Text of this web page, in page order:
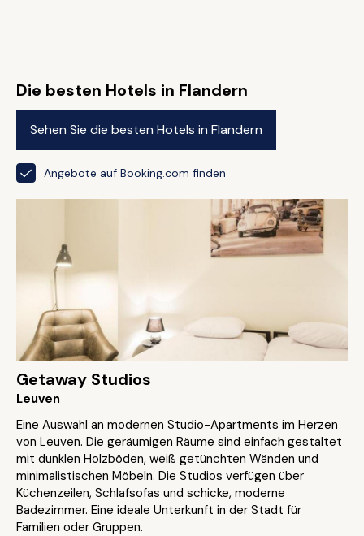
Die besten Hotels in Flandern
Sehen Sie die besten Hotels in Flandern
Angebote auf Booking.com finden
Getaway Studios
Leuven
Eine Auswahl an modernen Studio-Apartments im Herzen
von Leuven. Die geräumigen Räume sind einfach gestaltet
mit dunklen Holzböden, weiß getünchten Wänden und
minimalistischen Möbeln. Die Studios verfügen über
Küchenzeilen, Schlafsofas und schicke, moderne
Badezimmer. Eine ideale Unterkunft in der Stadt für
Familien oder Gruppen.